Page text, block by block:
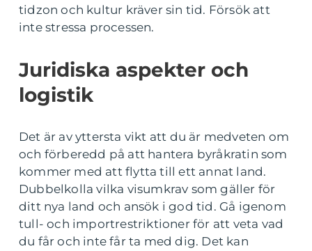
tidzon och kultur kräver sin tid. Försök att
inte stressa processen.
Juridiska aspekter och
logistik
Det är av yttersta vikt att du är medveten om
och förberedd på att hantera byråkratin som
kommer med att flytta till ett annat land.
Dubbelkolla vilka visumkrav som gäller för
ditt nya land och ansök i god tid. Gå igenom
tull- och importrestriktioner för att veta vad
du får och inte får ta med dig. Det kan